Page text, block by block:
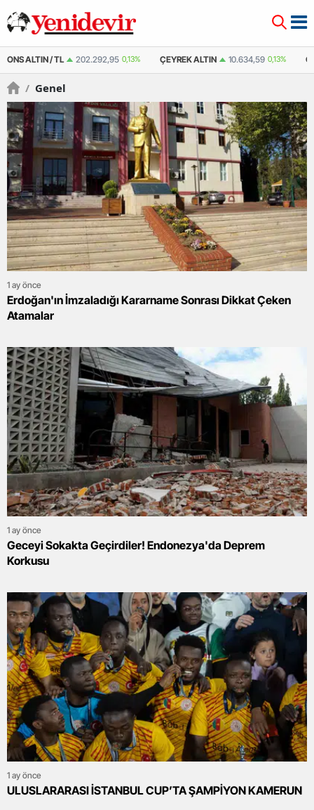
ÇEYREK ALTIN 10.634,59 0,13% ÇEYREK ALTIN ( KAPALI ÇARŞI )
/ Genel
1 ay önce
Erdoğan'ın İmzaladığı Kararname Sonrası Dikkat Çeken
Atamalar
1 ay önce
Geceyi Sokakta Geçirdiler! Endonezya'da Deprem
Korkusu
1 ay önce
ULUSLARARASI İSTANBUL CUP’TA ŞAMPİYON KAMERUN